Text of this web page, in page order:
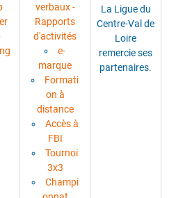
verbaux -
Rapports
d'activités
e-
marque
Formati
on à
distance
Accès à
FBI
Tournoi
3x3
Champi
La Ligue du
Centre-Val de
Loire
remercie ses
partenaires.